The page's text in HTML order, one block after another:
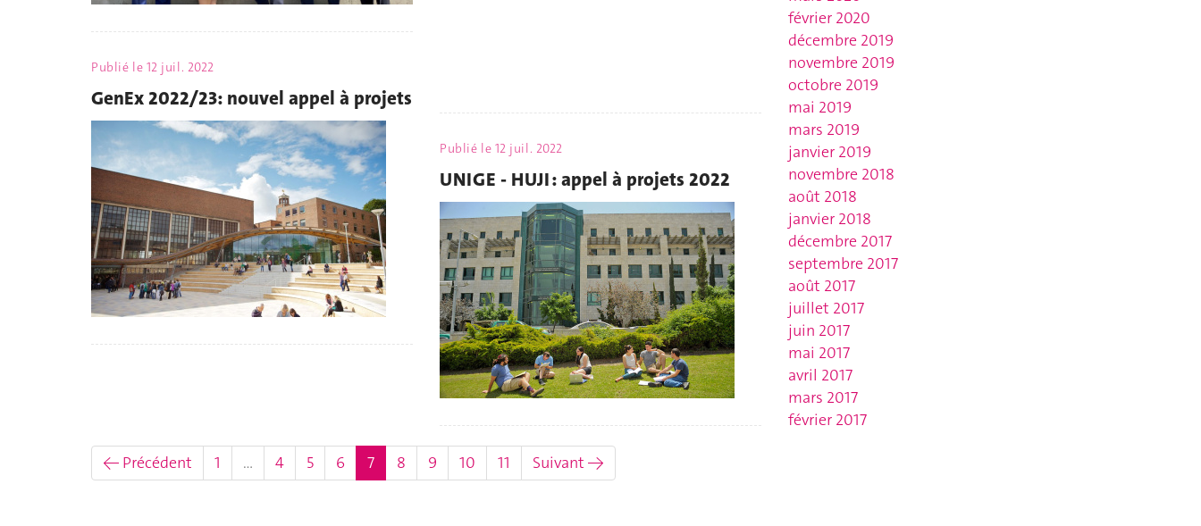
Publié le 12 juil. 2022
GenEx 2022/23: nouvel appel à projets
Publié le 12 juil. 2022
UNIGE - HUJI : appel à projets 2022
← Précédent 1 … 4 5 6 7(actuel)
8 9 10 11 Suivant →
février 2020
décembre 2019
novembre 2019
octobre 2019
mai 2019
mars 2019
janvier 2019
novembre 2018
août 2018
janvier 2018
décembre 2017
septembre 2017
août 2017
juillet 2017
juin 2017
mai 2017
avril 2017
mars 2017
février 2017